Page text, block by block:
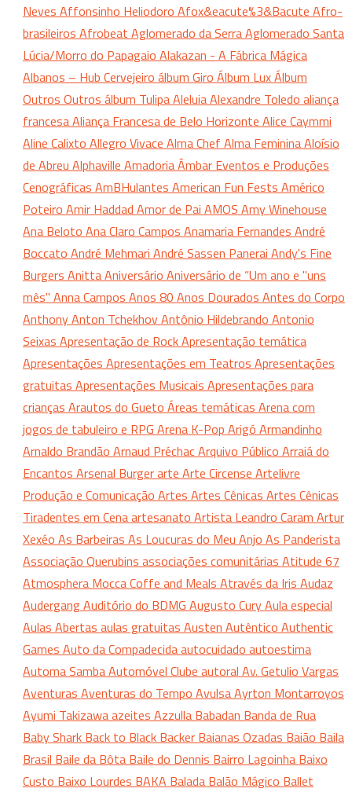
Neves Affonsinho Heliodoro Afox&eacute%3&Bacute Afro-
brasileiros Afrobeat Aglomerado da SerraAglomerado Santa
Lúcia/Morro do Papagaio Alakazan - A Fábrica Mágica
Albanos – Hub Cervejeiro álbum Giro Álbum LuxÁlbum
Outros Outros álbum TulipaAleluiaAlexandre Toledo aliança
francesaAliança Francesa de Belo Horizonte Alice Caymmi
Aline Calixto Allegro Vivace Alma Chef Alma FemininaAloísio
de Abreu Alphaville AmadoriaÂmbar Eventos e Produções
Cenográficas AmBHulantes American Fun Fests Américo
Poteiro Amir Haddad Amor de Pai AMOS Amy Winehouse
Ana Beloto Ana Claro Campos Anamaria Fernandes André
Boccato André Mehmari André Sassen Panerai Andy's Fine
Burgers AnittaAniversário Aniversário de “Um ano e "uns
mês" Anna Campos Anos 80 Anos Dourados Antes do Corpo
AnthonyAnton TchekhovAntônio Hildebrando Antonio
Seixas Apresentação de RockApresentação temática
Apresentações Apresentações em Teatros Apresentações
gratuitas Apresentações Musicais Apresentações para
crianças Arautos do Gueto Áreas temáticas Arena com
jogos de tabuleiro e RPG Arena K-Pop Arigó Armandinho
Arnaldo Brandão Arnaud PréchacArquivo Público Arraiá do
Encantos Arsenal Burgerarte Arte Circense Artelivre
Produção e Comunicação Artes Artes Cênicas Artes Cênicas
Tiradentes em Cenaartesanato Artista Leandro Caram Artur
Xexéo As Barbeiras As Loucuras do Meu Anjo As Panderista
Associação Querubins associações comunitárias Atitude 67
Atmosphera Mocca Coffe and Meals Através da Iris Audaz
AudergangAuditório do BDMG Augusto CuryAula especial
Aulas Abertas aulas gratuitas Austen Autêntico Authentic
Games Auto da Compadecidaautocuidado autoestima
Automa SambaAutomóvel Clube autoral Av. Getulio Vargas
Aventuras Aventuras do Tempo AvulsaAyrton Montarroyos
Ayumi Takizawaazeites Azzulla Babadan Banda de Rua
Baby Shark Back to Black Backer Baianas Ozadas Baião Baila
Brasil Baile da Bôta Baile do Dennis Bairro Lagoinha Baixo
Custo Baixo Lourdes BAKA Balada Balão Mágico Ballet